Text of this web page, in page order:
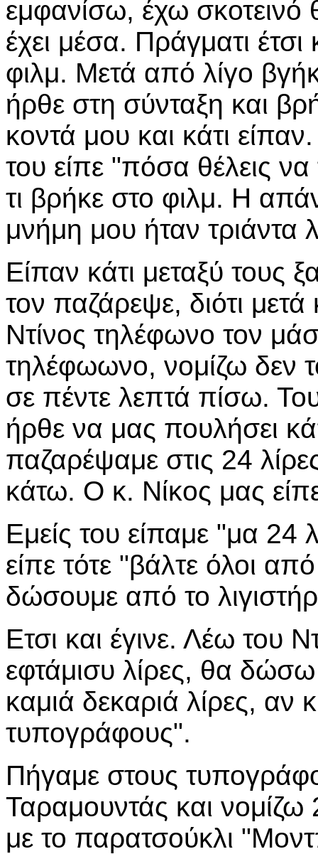
εμφανίσω, έχω σκοτεινό
έχει μέσα. Πράγματι
φιλμ. Μετά από λίγο
ήρθε στη σύνταξη και
κοντά μου και κάτι
του είπε "πόσα θέλεις
τι βρήκε στο φιλμ. Η
μνήμη μου ήταν τριάντα
Είπαν κάτι μεταξύ τους
τον παζάρεψε, διότι
Ντίνος τηλέφωνο τον
τηλέφωωνο, νομίζω δεν
σε πέντε λεπτά πίσω.
ήρθε να μας πουλήσει
παζαρέψαμε στις 24
κάτω. Ο κ. Νίκος μας
Εμείς του είπαμε "μα 24
είπε τότε "βάλτε όλοι
δώσουμε από το
Ετσι και έγινε. Λέω του
εφτάμισυ λίρες, θα δώσω
καμιά δεκαριά λίρες, αν
τυπογράφους".
Πήγαμε στους
Ταραμουντάς και
με το παρατσούκλι